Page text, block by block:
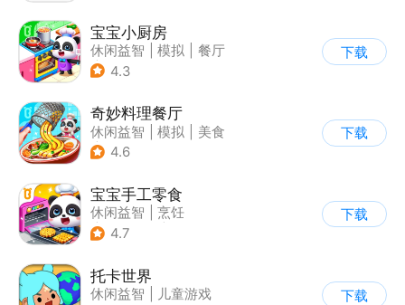
宝宝小厨房
休闲益智 模拟
餐厅
| 宝宝巴士
4.3
下载
奇妙料理餐厅
休闲益智 模拟
美食
| 宝宝巴士
4.6
下载
宝宝手工零食
休闲益智
烹饪
| 宝宝巴士
4.7
下载
托卡世界
休闲益智
儿童游戏
下载